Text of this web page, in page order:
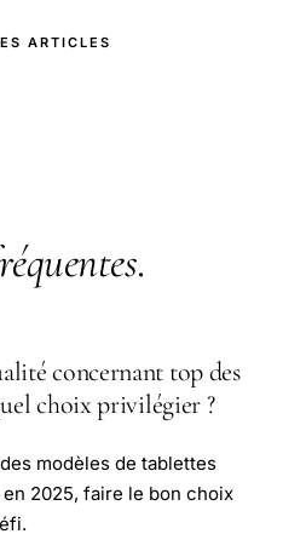
ARTICLES
.
concernant top des
choix privilégier ?
modèles de tablettes
2025, faire le bon choix